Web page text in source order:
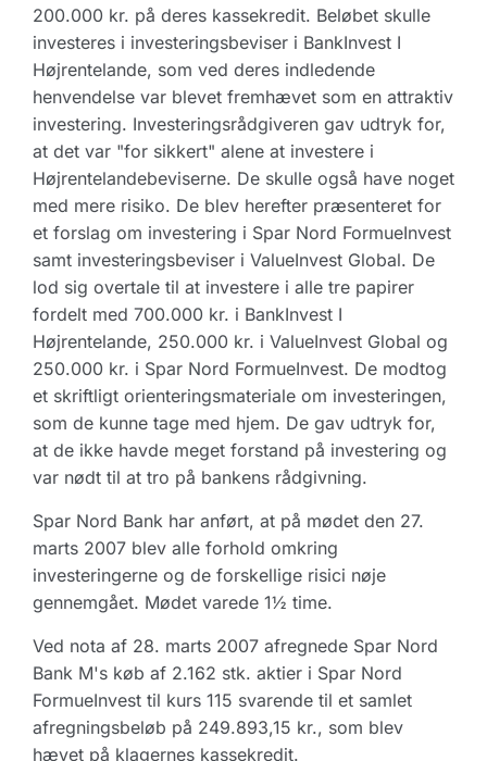
200.000 kr. på deres kassekredit. Beløbet skulle
investeres i investeringsbeviser i BankInvest I
Højrentelande, som ved deres indledende
henvendelse var blevet fremhævet som en attraktiv
investering. Investeringsrådgiveren gav udtryk for,
at det var "for sikkert" alene at investere i
Højrentelandebeviserne. De skulle også have noget
med mere risiko. De blev herefter præsenteret for
et forslag om investering i Spar Nord FormueInvest
samt investeringsbeviser i ValueInvest Global. De
lod sig overtale til at investere i alle tre papirer
fordelt med 700.000 kr. i BankInvest I
Højrentelande, 250.000 kr. i ValueInvest Global og
250.000 kr. i Spar Nord FormueInvest. De modtog
et skriftligt orienteringsmateriale om investeringen,
som de kunne tage med hjem. De gav udtryk for,
at de ikke havde meget forstand på investering og
var nødt til at tro på bankens rådgivning.
Spar Nord Bank har anført, at på mødet den 27.
marts 2007 blev alle forhold omkring
investeringerne og de forskellige risici nøje
gennemgået. Mødet varede 1½ time.
Ved nota af 28. marts 2007 afregnede Spar Nord
Bank M's køb af 2.162 stk. aktier i Spar Nord
FormueInvest til kurs 115 svarende til et samlet
afregningsbeløb på 249.893,15 kr., som blev
hævet på klagernes kassekredit.